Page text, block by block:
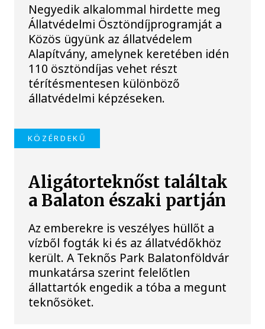
Negyedik alkalommal hirdette meg
Állatvédelmi Ösztöndíjprogramját a
Közös ügyünk az állatvédelem
Alapítvány, amelynek keretében idén
110 ösztöndíjas vehet részt
térítésmentesen különböző
állatvédelmi képzéseken.
KÖZÉRDEKŰ
Aligátorteknőst találtak
a Balaton északi partján
Az emberekre is veszélyes hüllőt a
vízből fogták ki és az állatvédőkhöz
került. A Teknős Park Balatonföldvár
munkatársa szerint felelőtlen
állattartók engedik a tóba a megunt
teknősöket.